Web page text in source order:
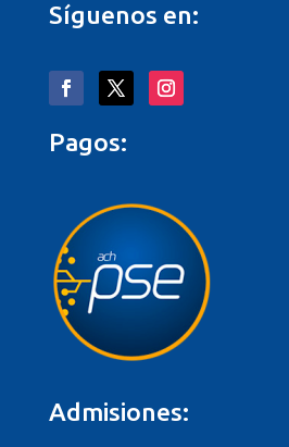
Síguenos en:
Pagos:
Admisiones: